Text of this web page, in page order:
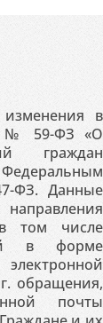
в
№ 59-ФЗ «О
граждан
ФЗ. Данные
том числе
в форме
обращения,
почты